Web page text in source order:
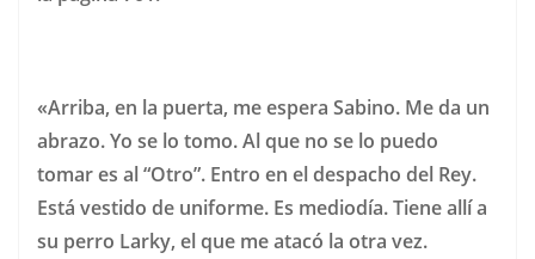
«Arriba, en la puerta, me espera Sabino. Me da un
abrazo. Yo se lo tomo. Al que no se lo puedo
tomar es al “Otro”. Entro en el despacho del Rey.
Está vestido de uniforme. Es mediodía. Tiene allí a
su perro Larky, el que me atacó la otra vez.